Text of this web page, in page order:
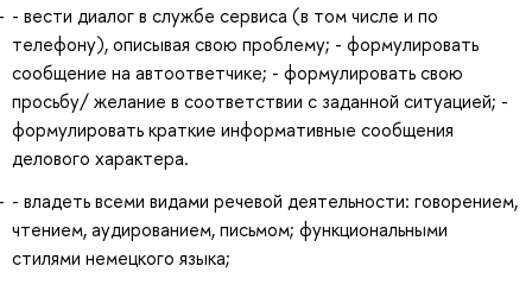
- вести диалог в службе сервиса (в том числе и по
телефону), описывая свою проблему; - формулировать
сообщение на автоответчике; - формулировать свою
просьбу/ желание в соответствии с заданной ситуацией; -
формулировать краткие информативные сообщения
делового характера.
- владеть всеми видами речевой деятельности: говорением,
чтением, аудированием, письмом; функциональными
стилями немецкого языка;